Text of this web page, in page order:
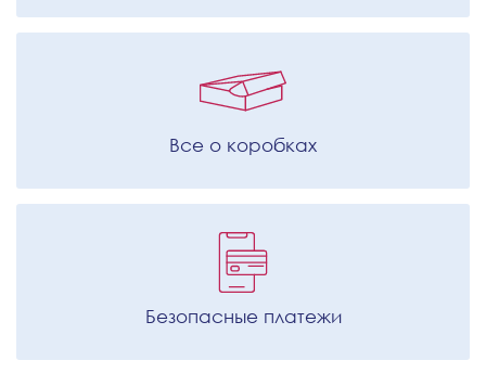
Все о коробках
Безопасные платежи